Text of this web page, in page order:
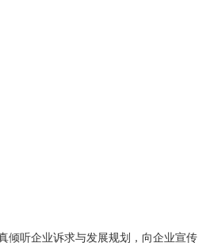
倾听企业诉求与发展规划，向企业宣传